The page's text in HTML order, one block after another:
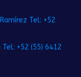
Tel: +52
+52 (55) 6412